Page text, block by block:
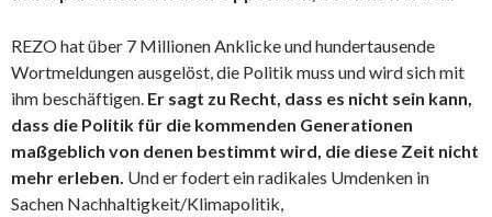
REZO hat über 7 Millionen Anklicke und hundertausende
Wortmeldungen ausgelöst, die Politik muss und wird sich mit
ihm beschäftigen. Er sagt zu Recht, dass es nicht sein kann,
dass die Politik für die kommenden Generationen
maßgeblich von denen bestimmt wird, die diese Zeit nicht
mehr erleben. Und er fodert ein radikales Umdenken in
Sachen Nachhaltigkeit/Klimapolitik,